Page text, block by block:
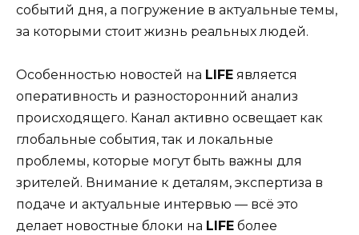
событий дня, а погружение в актуальные темы,
за которыми стоит жизнь реальных людей.
Особенностью новостей на LIFE является
оперативность и разносторонний анализ
происходящего. Канал активно освещает как
глобальные события, так и локальные
проблемы, которые могут быть важны для
зрителей. Внимание к деталям, экспертиза в
подаче и актуальные интервью — всё это
делает новостные блоки на LIFE более